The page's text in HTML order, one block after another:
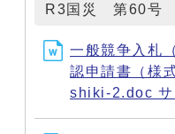
R3国災 第60号
一般競争入札
認申請書（様
shiki-2.doc